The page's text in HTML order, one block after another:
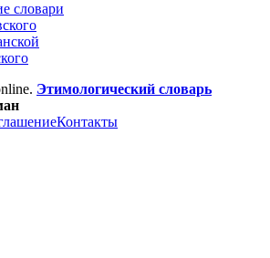
словари
Этимологический словарь
Контакты